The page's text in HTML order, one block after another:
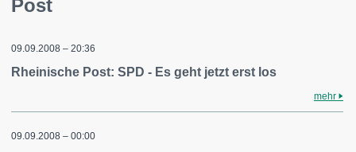
Post
09.09.2008 – 20:36
Rheinische Post: SPD - Es geht jetzt erst los
mehr
09.09.2008 – 00:00